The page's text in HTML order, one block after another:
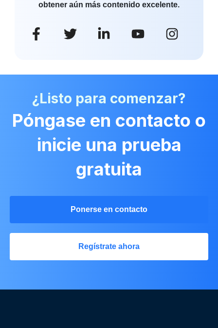
obtener aún más contenido excelente.
¿Listo para comenzar?
Póngase en contacto o
inicie una prueba
gratuita
Ponerse en contacto
Regístrate ahora